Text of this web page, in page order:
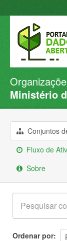
Conjuntos de
Organizações
Sobre
Ministério
Conjuntos
Fluxo de
Sobre
Ordenar por